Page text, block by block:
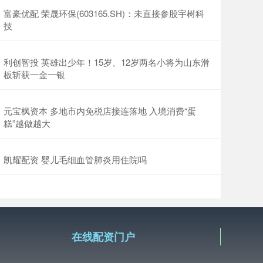
富豪优配 荣晟环保(603165.SH)：未直接参股宇树科
技
利创智投 英雄出少年！15岁、12岁两名小将为山东滑
板斩获一金一银
元宝枫资本 多地市内免税店接连落地 入境消费“蛋
糕”越做越大
凯耀配资 婴儿毛细血管肺炎用住院吗
在线配资门户